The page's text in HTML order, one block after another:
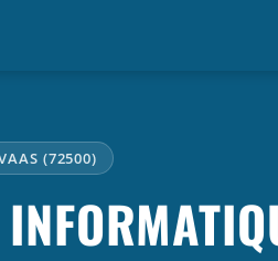
(72500)